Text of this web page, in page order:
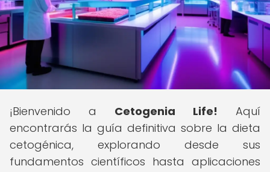
¡Bienvenido a Cetogenia Life! Aquí
encontrarás la guía definitiva sobre la dieta
cetogénica, explorando desde sus
fundamentos científicos hasta aplicaciones